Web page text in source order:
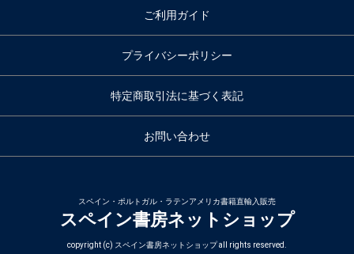
ご利用ガイド
プライバシーポリシー
特定商取引法に基づく表記
お問い合わせ
スペイン・ポルトガル・ラテンアメリカ書籍直輸入販売
スペイン書房ネットショップ
copyright (c) スペイン書房ネットショップ all rights reserved.